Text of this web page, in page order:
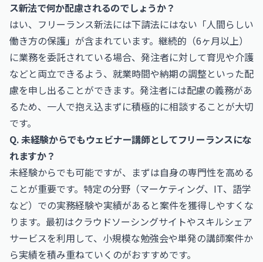
ス新法で何か配慮されるのでしょうか？
はい、フリーランス新法には下請法にはない「人間らしい
働き方の保護」が含まれています。継続的（6ヶ月以上）
に業務を委託されている場合、発注者に対して育児や介護
などと両立できるよう、就業時間や納期の調整といった配
慮を申し出ることができます。発注者には配慮の義務があ
るため、一人で抱え込まずに積極的に相談することが大切
です。
Q. 未経験からでもウェビナー講師としてフリーランスにな
れますか？
未経験からでも可能ですが、まずは自身の専門性を高める
ことが重要です。特定の分野（マーケティング、IT、語学
など）での実務経験や実績があると案件を獲得しやすくな
ります。最初はクラウドソーシングサイトやスキルシェア
サービスを利用して、小規模な勉強会や単発の講師案件か
ら実績を積み重ねていくのがおすすめです。